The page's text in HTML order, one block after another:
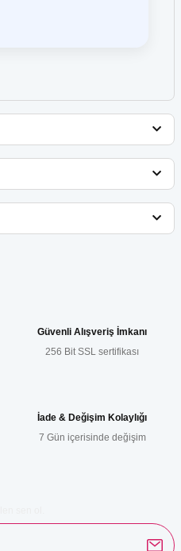
siz yapın!
görüntülenemiyor.
Güvenli Alışveriş İmkanı
256 Bit SSL sertifikası
İade & Değişim Kolaylığı
7 Gün içerisinde değişim